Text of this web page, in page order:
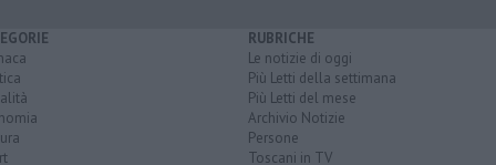
RUBRICHE
Le notizie di oggi
Più Letti della settimana
Più Letti del mese
Archivio Notizie
Persone
Toscani in TV